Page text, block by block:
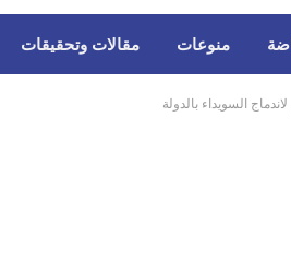
منوعات مقالات وتحقيقات
السويداء بالدولة